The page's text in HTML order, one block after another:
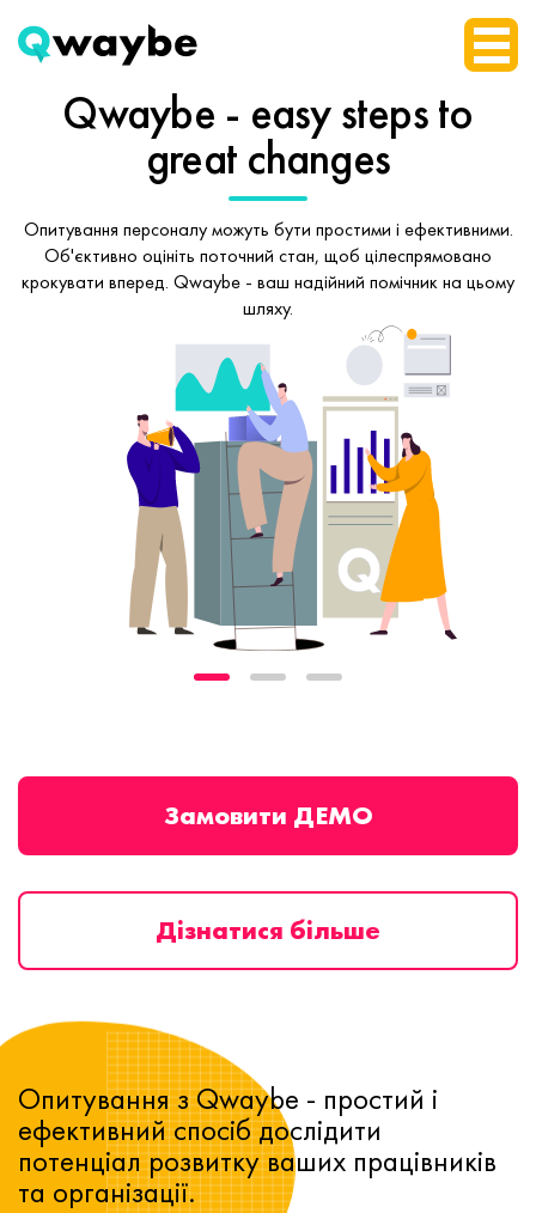
Qwaybe - easy stepsto
great changes
Опитування персоналу можуть бути простими і ефективними.
Об'єктивно оцініть поточний стан, щоб цілеспрямовано
крокувати вперед. Qwaybe - ваш надійний помічник на цьому
шляху.
Замовити ДЕМО
Дізнатися більше
Опитування з Qwaybe - простий і
ефективний спосіб дослідити
потенціал розвитку ваших працівників
та організації.